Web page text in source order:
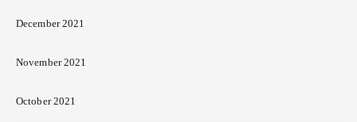
December 2021
November 2021
October 2021